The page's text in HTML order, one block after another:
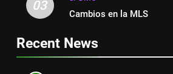
2
Nueva
03
Cambios en la MLS
Recent News
Victoria de
el partido de